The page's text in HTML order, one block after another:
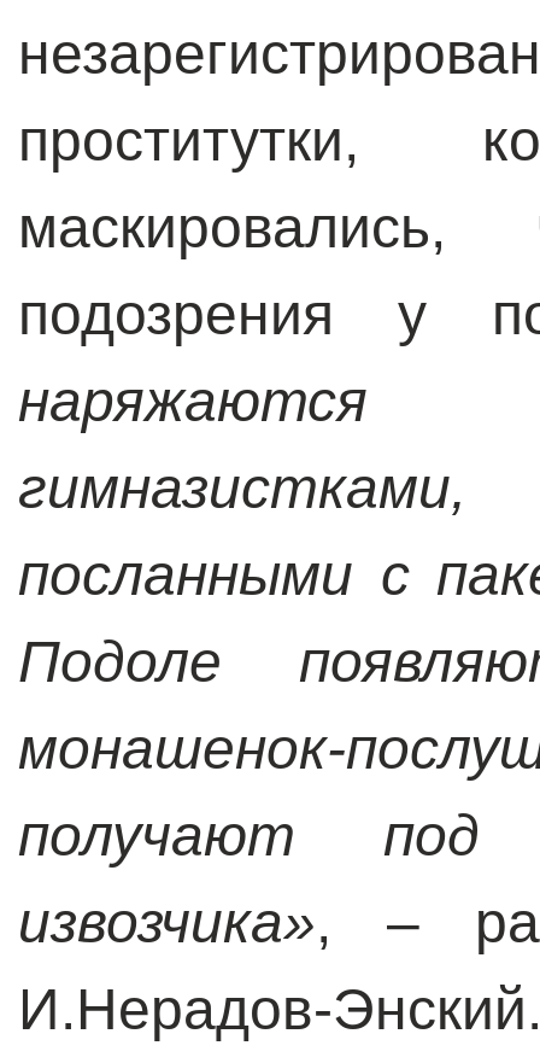
проститутки,
подозрения у
посланными с
Подоле
монашенок-
получают
извозчика», –
И.Нерадов-